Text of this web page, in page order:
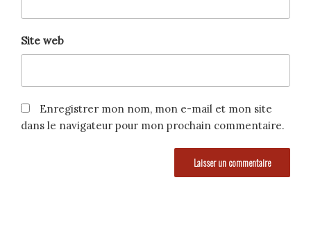
Site web
Enregistrer mon nom, mon e-mail et mon site
dans le navigateur pour mon prochain commentaire.